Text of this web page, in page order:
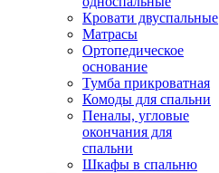
Кровати двуспальные
Матрасы
Ортопедическое
основание
Тумба прикроватная
Комоды для спальни
Пеналы, угловые
окончания для
спальни
Шкафы в спальню